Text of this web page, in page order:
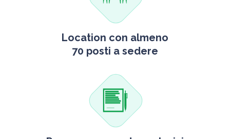
Location con almeno
70 posti a sedere